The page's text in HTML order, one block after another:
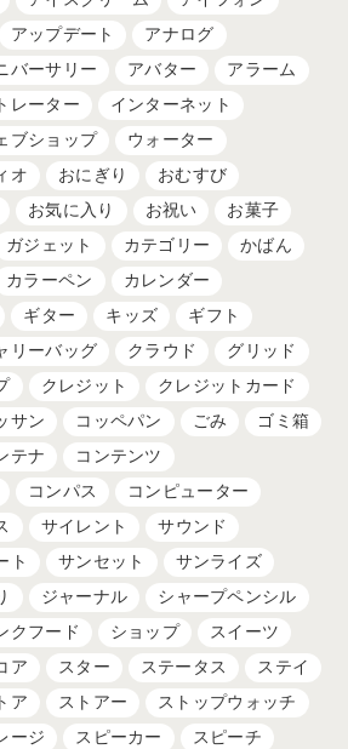
アップデート
アナログ
バーサリー アバター
アラーム
レーター
インターネット
ブショップ
ウォーター
オ おにぎり
おむすび
お気に入り お祝い
お菓子
ガジェット カテゴリー
かばん
カラーペン
カレンダー
ギター キッズ
ギフト
リーバッグ クラウド
グリッド
クレジット
クレジットカード
サン コッペパン ごみ
ゴミ箱
テナ
コンテンツ
コンパス
コンピューター
サイレント
サウンド
ト サンセット
サンライズ
ジャーナル
シャープペンシル
クフード ショップ
スイーツ
ア スター ステータス
ステイ
ア ストアー
ストップウォッチ
ージ スピーカー
スピーチ